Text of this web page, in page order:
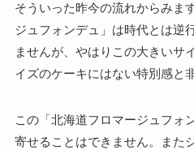
そういった昨今の流れからみま
ジュフォンデュ」は時代とは逆
ませんが、やはりこの大きいサ
イズのケーキにはない特別感と
この「北海道フロマージュフォ
寄せることはできません。また